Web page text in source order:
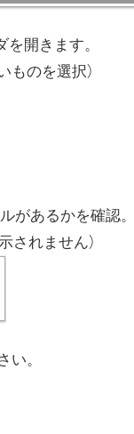
を開きます。
ものを選択）
があるかを確認。
されません）
い。